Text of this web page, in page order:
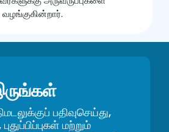
வழங்குகின்றார்.
பதிவுசெய்து,
மற்றும்